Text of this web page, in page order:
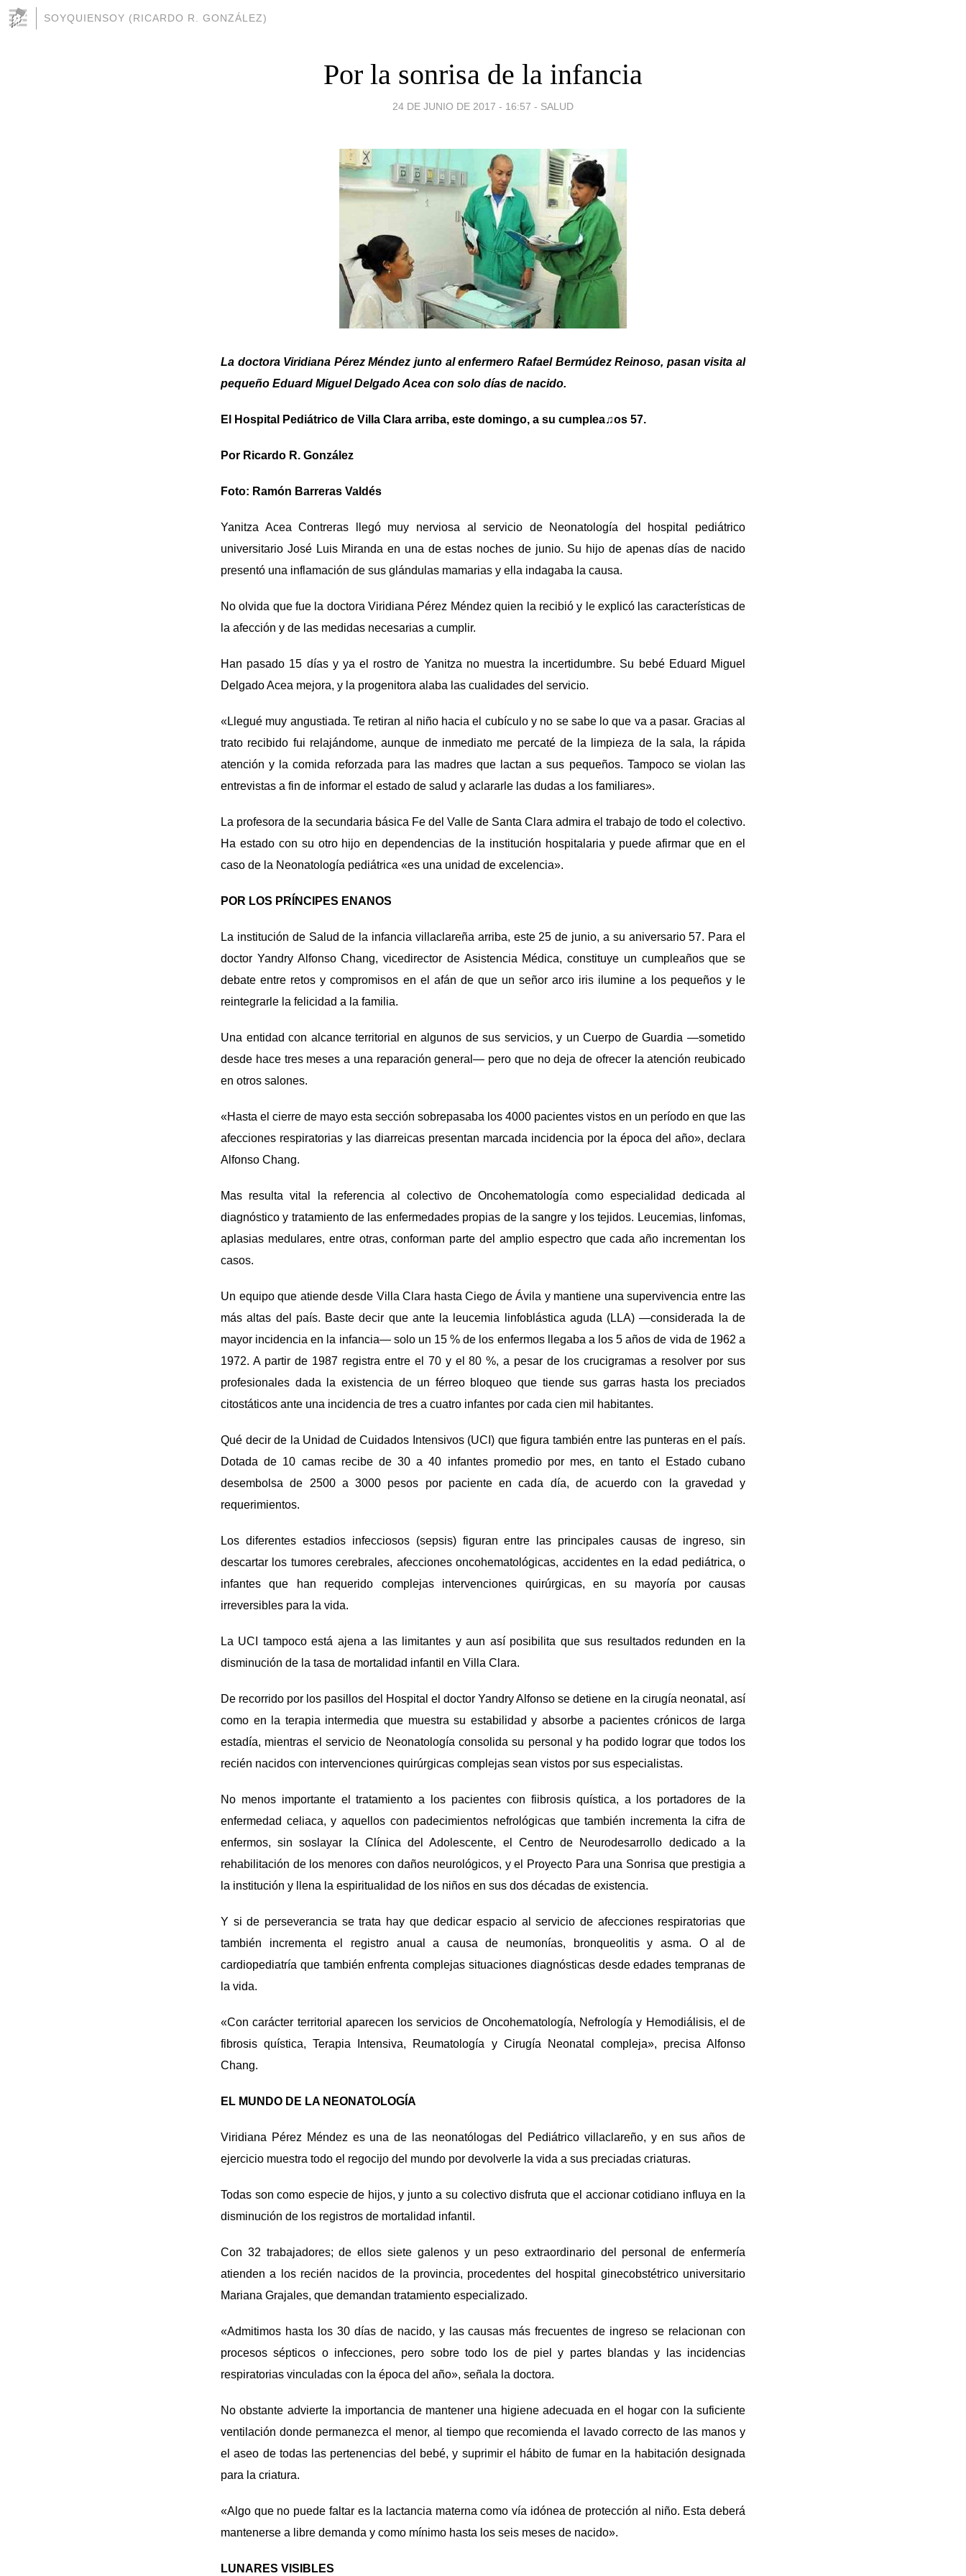
SOYQUIENSOY (RICARDO R. GONZÁLEZ)
Por la sonrisa de la infancia
24 DE JUNIO DE 2017 - 16:57 - SALUD
La doctora Viridiana Pérez Méndez junto al enfermero Rafael Bermúdez Reinoso, pasan visita al
pequeño Eduard Miguel Delgado Acea con solo días de nacido.
El Hospital Pediátrico de Villa Clara arriba, este domingo, a su cumplea♫os 57.
Por Ricardo R. González
Foto: Ramón Barreras Valdés
Yanitza Acea Contreras llegó muy nerviosa al servicio de Neonatología del hospital pediátrico
universitario José Luis Miranda en una de estas noches de junio. Su hijo de apenas días de nacido
presentó una inflamación de sus glándulas mamarias y ella indagaba la causa.
No olvida que fue la doctora Viridiana Pérez Méndez quien la recibió y le explicó las características de
la afección y de las medidas necesarias a cumplir.
Han pasado 15 días y ya el rostro de Yanitza no muestra la incertidumbre. Su bebé Eduard Miguel
Delgado Acea mejora, y la progenitora alaba las cualidades del servicio.
«Llegué muy angustiada. Te retiran al niño hacia el cubículo y no se sabe lo que va a pasar. Gracias al
trato recibido fui relajándome, aunque de inmediato me percaté de la limpieza de la sala, la rápida
atención y la comida reforzada para las madres que lactan a sus pequeños. Tampoco se violan las
entrevistas a fin de informar el estado de salud y aclararle las dudas a los familiares».
La profesora de la secundaria básica Fe del Valle de Santa Clara admira el trabajo de todo el colectivo.
Ha estado con su otro hijo en dependencias de la institución hospitalaria y puede afirmar que en el
caso de la Neonatología pediátrica «es una unidad de excelencia».
POR LOS PRÍNCIPES ENANOS
La institución de Salud de la infancia villaclareña arriba, este 25 de junio, a su aniversario 57. Para el
doctor Yandry Alfonso Chang, vicedirector de Asistencia Médica, constituye un cumpleaños que se
debate entre retos y compromisos en el afán de que un señor arco iris ilumine a los pequeños y le
reintegrarle la felicidad a la familia.
Una entidad con alcance territorial en algunos de sus servicios, y un Cuerpo de Guardia —sometido
desde hace tres meses a una reparación general— pero que no deja de ofrecer la atención reubicado
en otros salones.
«Hasta el cierre de mayo esta sección sobrepasaba los 4000 pacientes vistos en un período en que las
afecciones respiratorias y las diarreicas presentan marcada incidencia por la época del año», declara
Alfonso Chang.
Mas resulta vital la referencia al colectivo de Oncohematología como especialidad dedicada al
diagnóstico y tratamiento de las enfermedades propias de la sangre y los tejidos. Leucemias, linfomas,
aplasias medulares, entre otras, conforman parte del amplio espectro que cada año incrementan los
casos.
Un equipo que atiende desde Villa Clara hasta Ciego de Ávila y mantiene una supervivencia entre las
más altas del país. Baste decir que ante la leucemia linfoblástica aguda (LLA) —considerada la de
mayor incidencia en la infancia— solo un 15 % de los enfermos llegaba a los 5 años de vida de 1962 a
1972. A partir de 1987 registra entre el 70 y el 80 %, a pesar de los crucigramas a resolver por sus
profesionales dada la existencia de un férreo bloqueo que tiende sus garras hasta los preciados
citostáticos ante una incidencia de tres a cuatro infantes por cada cien mil habitantes.
Qué decir de la Unidad de Cuidados Intensivos (UCI) que figura también entre las punteras en el país.
Dotada de 10 camas recibe de 30 a 40 infantes promedio por mes, en tanto el Estado cubano
desembolsa de 2500 a 3000 pesos por paciente en cada día, de acuerdo con la gravedad y
requerimientos.
Los diferentes estadios infecciosos (sepsis) figuran entre las principales causas de ingreso, sin
descartar los tumores cerebrales, afecciones oncohematológicas, accidentes en la edad pediátrica, o
infantes que han requerido complejas intervenciones quirúrgicas, en su mayoría por causas
irreversibles para la vida.
La UCI tampoco está ajena a las limitantes y aun así posibilita que sus resultados redunden en la
disminución de la tasa de mortalidad infantil en Villa Clara.
De recorrido por los pasillos del Hospital el doctor Yandry Alfonso se detiene en la cirugía neonatal, así
como en la terapia intermedia que muestra su estabilidad y absorbe a pacientes crónicos de larga
estadía, mientras el servicio de Neonatología consolida su personal y ha podido lograr que todos los
recién nacidos con intervenciones quirúrgicas complejas sean vistos por sus especialistas.
No menos importante el tratamiento a los pacientes con fiibrosis quística, a los portadores de la
enfermedad celiaca, y aquellos con padecimientos nefrológicas que también incrementa la cifra de
enfermos, sin soslayar la Clínica del Adolescente, el Centro de Neurodesarrollo dedicado a la
rehabilitación de los menores con daños neurológicos, y el Proyecto Para una Sonrisa que prestigia a
la institución y llena la espiritualidad de los niños en sus dos décadas de existencia.
Y si de perseverancia se trata hay que dedicar espacio al servicio de afecciones respiratorias que
también incrementa el registro anual a causa de neumonías, bronqueolitis y asma. O al de
cardiopediatría que también enfrenta complejas situaciones diagnósticas desde edades tempranas de
la vida.
«Con carácter territorial aparecen los servicios de Oncohematología, Nefrología y Hemodiálisis, el de
fibrosis quística, Terapia Intensiva, Reumatología y Cirugía Neonatal compleja», precisa Alfonso
Chang.
EL MUNDO DE LA NEONATOLOGÍA
Viridiana Pérez Méndez es una de las neonatólogas del Pediátrico villaclareño, y en sus años de
ejercicio muestra todo el regocijo del mundo por devolverle la vida a sus preciadas criaturas.
Todas son como especie de hijos, y junto a su colectivo disfruta que el accionar cotidiano influya en la
disminución de los registros de mortalidad infantil.
Con 32 trabajadores; de ellos siete galenos y un peso extraordinario del personal de enfermería
atienden a los recién nacidos de la provincia, procedentes del hospital ginecobstétrico universitario
Mariana Grajales, que demandan tratamiento especializado.
«Admitimos hasta los 30 días de nacido, y las causas más frecuentes de ingreso se relacionan con
procesos sépticos o infecciones, pero sobre todo los de piel y partes blandas y las incidencias
respiratorias vinculadas con la época del año», señala la doctora.
No obstante advierte la importancia de mantener una higiene adecuada en el hogar con la suficiente
ventilación donde permanezca el menor, al tiempo que recomienda el lavado correcto de las manos y
el aseo de todas las pertenencias del bebé, y suprimir el hábito de fumar en la habitación designada
para la criatura.
«Algo que no puede faltar es la lactancia materna como vía idónea de protección al niño. Esta deberá
mantenerse a libre demanda y como mínimo hasta los seis meses de nacido».
LUNARES VISIBLES